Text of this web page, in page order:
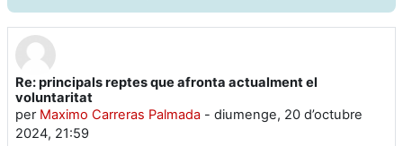
Re: principals reptes que afronta actualment el
voluntaritat
per Maximo Carreras Palmada - diumenge, 20 d’octubre
2024, 21:59
Nombre de respostes: 0